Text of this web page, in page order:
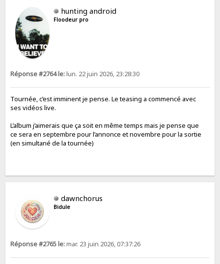
hunting android
Floodeur pro
Réponse #2764 le:lun. 22 juin 2026, 23:28:30
Tournée, c’est imminent je pense. Le teasing a commencé avec
ses vidéos live.
L’album j’aimerais que ça soit en même temps mais je pense que
ce sera en septembre pour l’annonce et novembre pour la sortie
(en simultané de la tournée)
dawnchorus
Bidule
Réponse #2765 le:mar. 23 juin 2026, 07:37:26